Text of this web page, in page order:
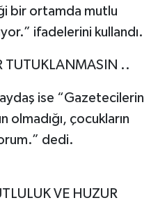
bir ortamda mutlu
ifadelerini kullandı.
TUTUKLANMASIN ..
ise “Gazetecilerin
olmadığı, çocukların
dedi.
VE HUZUR